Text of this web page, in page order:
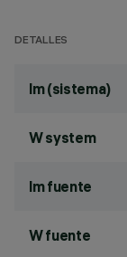
DETALLES
lm (sistema)
W system
lm fuente
W fuente